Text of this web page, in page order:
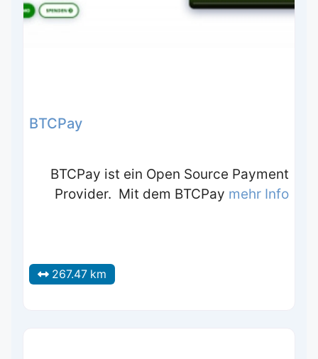
BTCPay
BTCPay ist ein Open Source Payment
Provider. Mit dem BTCPay mehr Info
267.47 km